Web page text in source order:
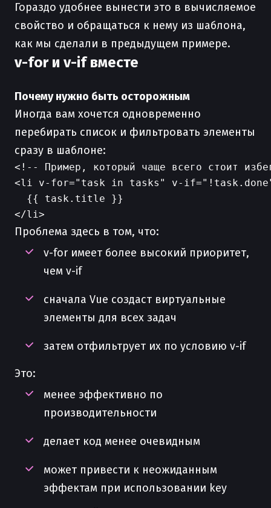
Гораздо удобнее вынести это в вычисляемое
свойство и обращаться к нему из шаблона,
как мы сделали в предыдущем примере.
v-for и v-if вместе
Почему нужно быть осторожным
Иногда вам хочется одновременно
перебирать список и фильтровать элементы
сразу в шаблоне:
<!-- Пример, который чаще всего стоит
<li v-for="task in tasks" v-
  {{ task.title }}
Проблема здесь в том, что:
v-for имеет более высокий приоритет,
чем v-if
сначала Vue создаст виртуальные
элементы для всех задач
затем отфильтрует их по условию v-if
Это:
менее эффективно по
производительности
делает код менее очевидным
может привести к неожиданным
эффектам при использовании key